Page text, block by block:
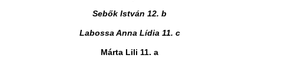
Sebők István 12. b
Labossa Anna Lídia 11. c
Márta Lili 11. a